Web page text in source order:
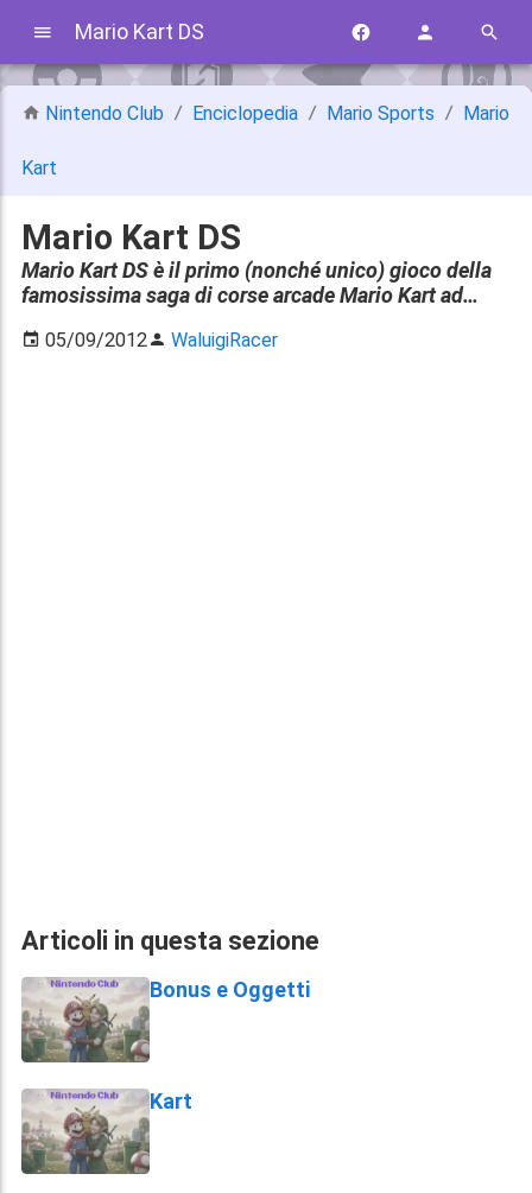
Mario Kart DS
Nintendo Club Enciclopedia Mario Sports Mario
Kart
Mario Kart DS
Mario Kart DS è il primo (nonché unico) gioco della
famosissima saga di corse arcade Mario Kart ad…
05/09/2012 WaluigiRacer
Articoli in questa sezione
Bonus e Oggetti
Kart